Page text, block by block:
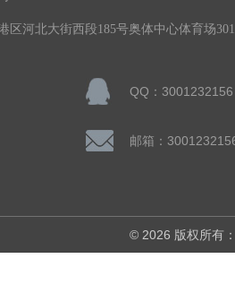
区河北大街西段185号奥体中心体育场
QQ：3001232156
邮箱：
© 2026 版权所有